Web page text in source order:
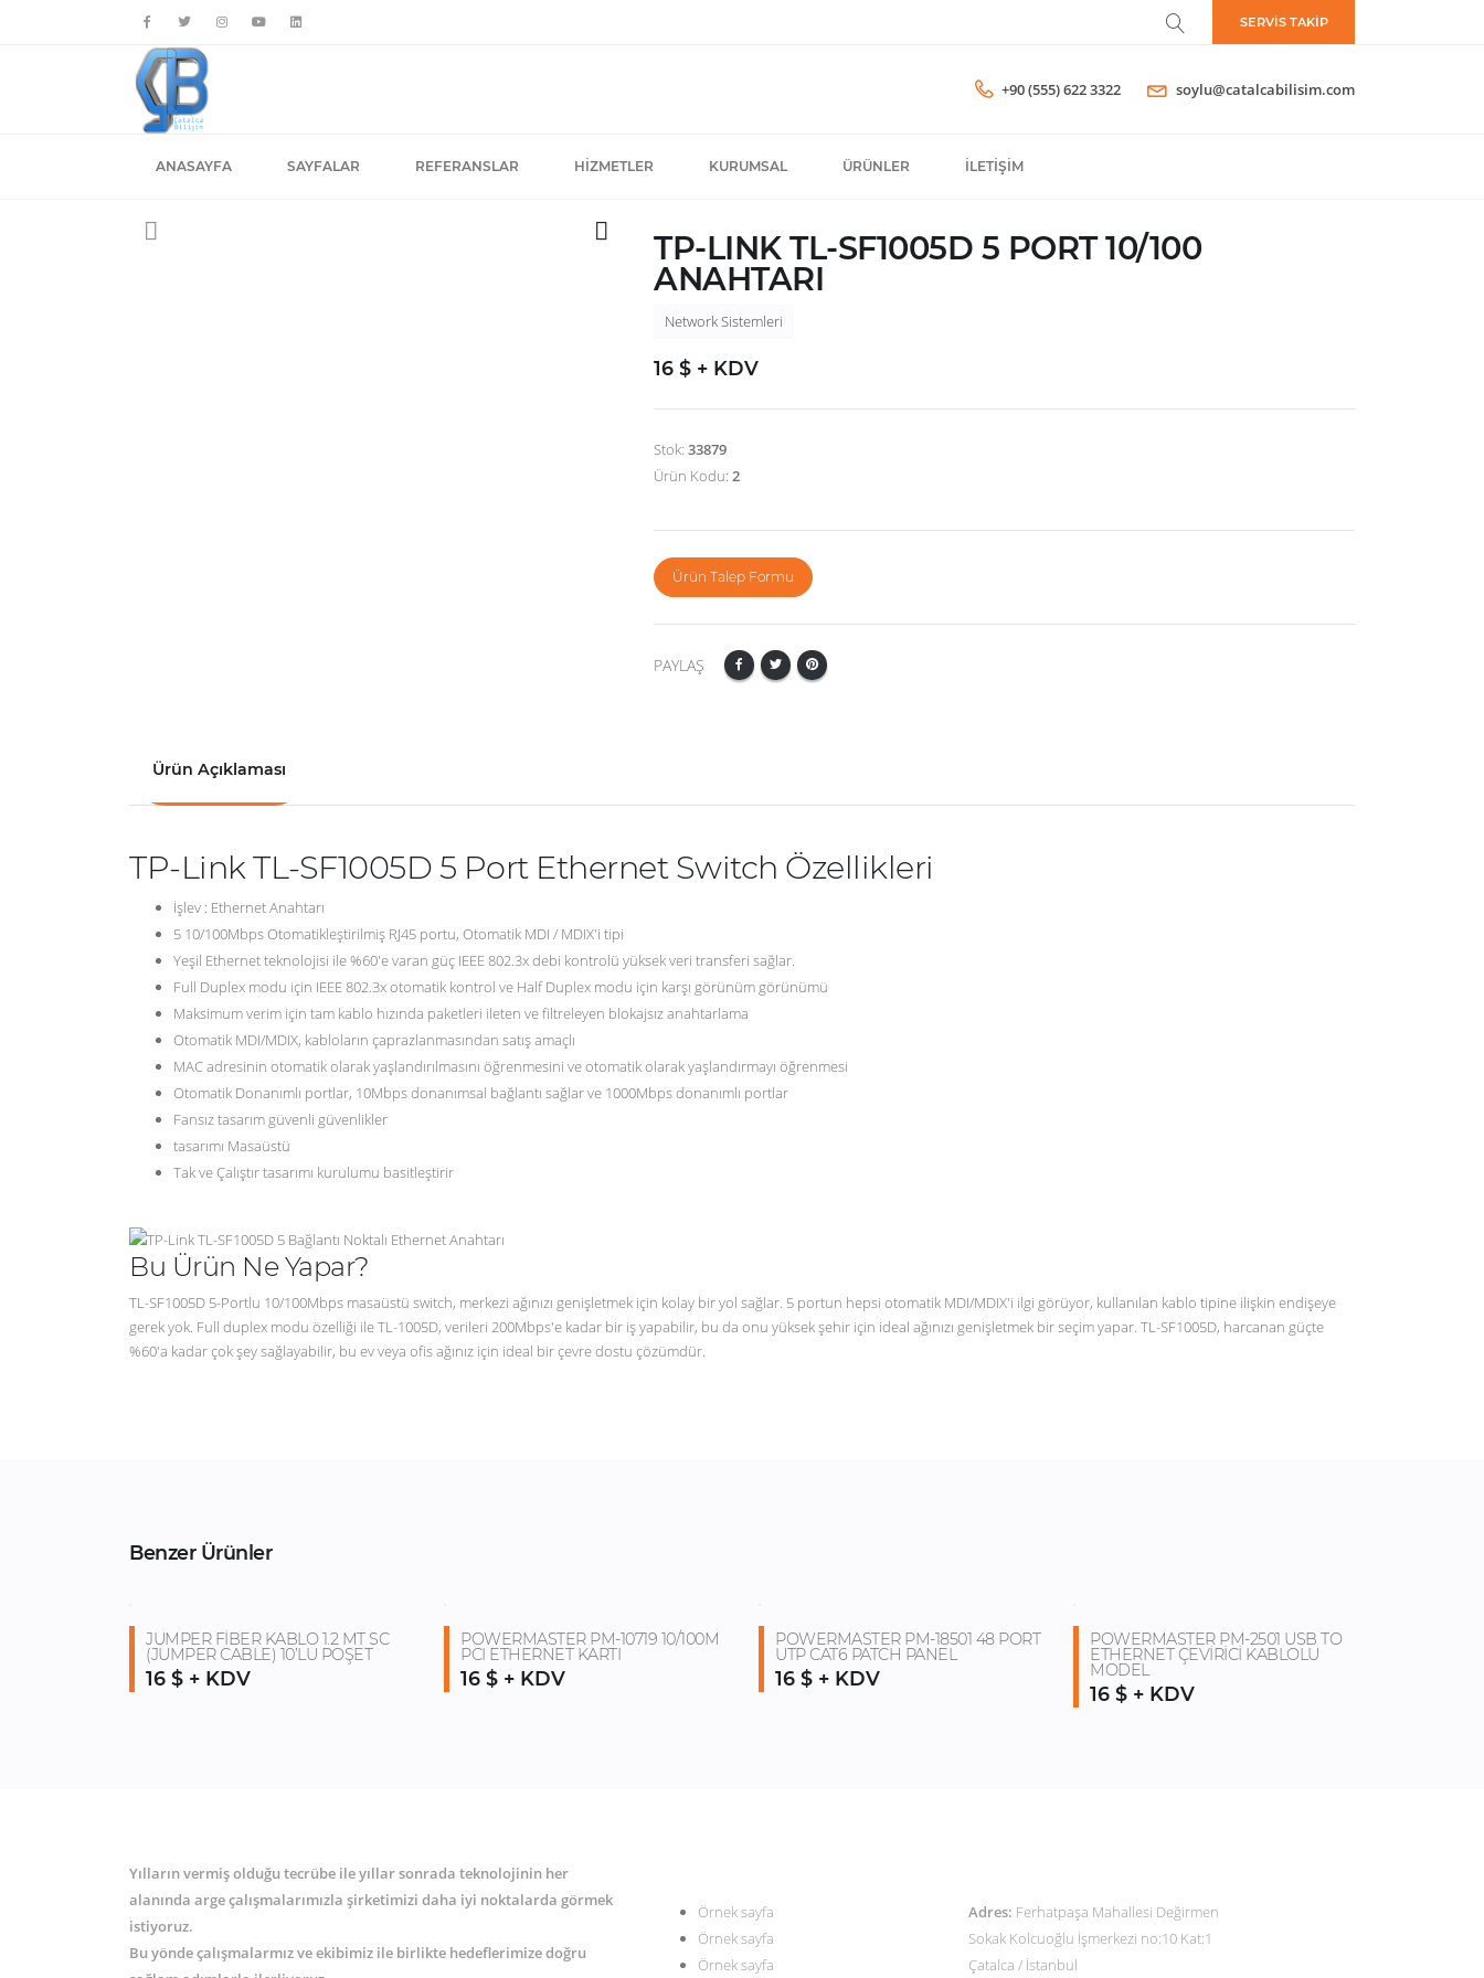
SERVİS TAKİP
+90 (555) 622 3322 soylu@catalcabilisim.com
ANASAYFA SAYFALAR REFERANSLAR HIZMETLER KURUMSAL ÜRÜNLER İLETIŞIM
TP-LINK TL-SF1005D 5 PORT 10/100
ANAHTARI
Network Sistemleri
16 $ + KDV
Stok: 33879
Ürün Kodu: 2
Ürün Talep Formu
PAYLAŞ
Ürün Açıklaması
TP-Link TL-SF1005D 5 Port Ethernet Switch Özellikleri
İşlev : Ethernet Anahtarı
5 10/100Mbps Otomatikleştirilmiş RJ45 portu, Otomatik MDI / MDIX'i tipi
Yeşil Ethernet teknolojisi ile %60'e varan güç IEEE 802.3x debi kontrolü yüksek veri transferi sağlar.
Full Duplex modu için IEEE 802.3x otomatik kontrol ve Half Duplex modu için karşı görünüm görünümü
Maksimum verim için tam kablo hızında paketleri ileten ve filtreleyen blokajsız anahtarlama
Otomatik MDI/MDIX, kabloların çaprazlanmasından satış amaçlı
MAC adresinin otomatik olarak yaşlandırılmasını öğrenmesini ve otomatik olarak yaşlandırmayı öğrenmesi
Otomatik Donanımlı portlar, 10Mbps donanımsal bağlantı sağlar ve 1000Mbps donanımlı portlar
Fansız tasarım güvenli güvenlikler
tasarımı Masaüstü
Tak ve Çalıştır tasarımı kurulumu basitleştirir
Bu Ürün Ne Yapar?
TL-SF1005D 5-Portlu 10/100Mbps masaüstü switch, merkezi ağınızı genişletmek için kolay bir yol sağlar. 5 portun hepsi otomatik MDI/MDIX'i ilgi görüyor, kullanılan kablo tipine ilişkin endişeye
gerek yok. Full duplex modu özelliği ile TL-1005D, verileri 200Mbps'e kadar bir iş yapabilir, bu da onu yüksek şehir için ideal ağınızı genişletmek bir seçim yapar. TL-SF1005D, harcanan güçte
%60'a kadar çok şey sağlayabilir, bu ev veya ofis ağınız için ideal bir çevre dostu çözümdür.
Benzer Ürünler
JUMPER FİBER KABLO 1.2 MT SC
(JUMPER CABLE) 10’LU POŞET
16 $ + KDV
POWERMASTER PM-10719 10/100M
PCI ETHERNET KARTI
16 $ + KDV
POWERMASTER PM-18501 48 PORT
UTP CAT6 PATCH PANEL
16 $ + KDV
POWERMASTER PM-2501 USB TO
ETHERNET ÇEVİRİCİ KABLOLU
MODEL
16 $ + KDV
Yılların vermiş olduğu tecrübe ile yıllar sonrada teknolojinin her
alanında arge çalışmalarımızla şirketimizi daha iyi noktalarda görmek
istiyoruz.
Bu yönde çalışmalarmız ve ekibimiz ile birlikte hedeflerimize doğru
Örnek sayfa
Örnek sayfa
Örnek sayfa
Adres: Ferhatpaşa Mahallesi Değirmen
Sokak Kolcuoğlu İşmerkezi no:10 Kat:1
Çatalca / İstanbul